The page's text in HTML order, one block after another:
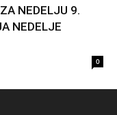
NEDELJU 9.
NEDELJE
0